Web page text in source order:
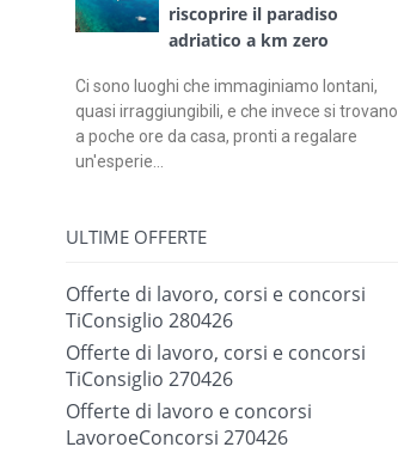
riscoprire il paradiso
adriatico a km zero
Ci sono luoghi che immaginiamo lontani,
quasi irraggiungibili, e che invece si trovano
a poche ore da casa, pronti a regalare
un'esperie...
ULTIME OFFERTE
Offerte di lavoro, corsi e concorsi
TiConsiglio 280426
Offerte di lavoro, corsi e concorsi
TiConsiglio 270426
Offerte di lavoro e concorsi
LavoroeConcorsi 270426